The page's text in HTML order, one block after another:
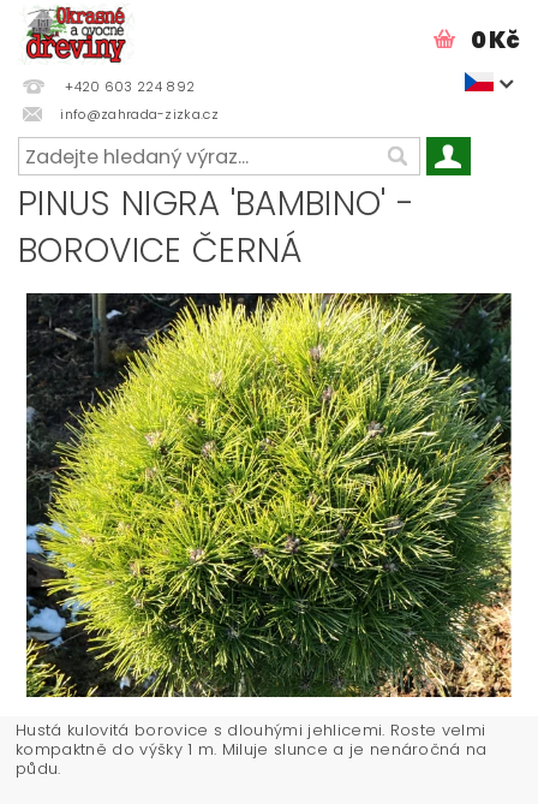
+420 603 224 892
info@zahrada-zizka.cz
0 Kč
PINUS NIGRA 'BAMBINO' -
BOROVICE ČERNÁ
Hustá kulovitá borovice s dlouhými jehlicemi. Roste velmi
kompaktně do výšky 1 m. Miluje slunce a je nenáročná na
půdu.